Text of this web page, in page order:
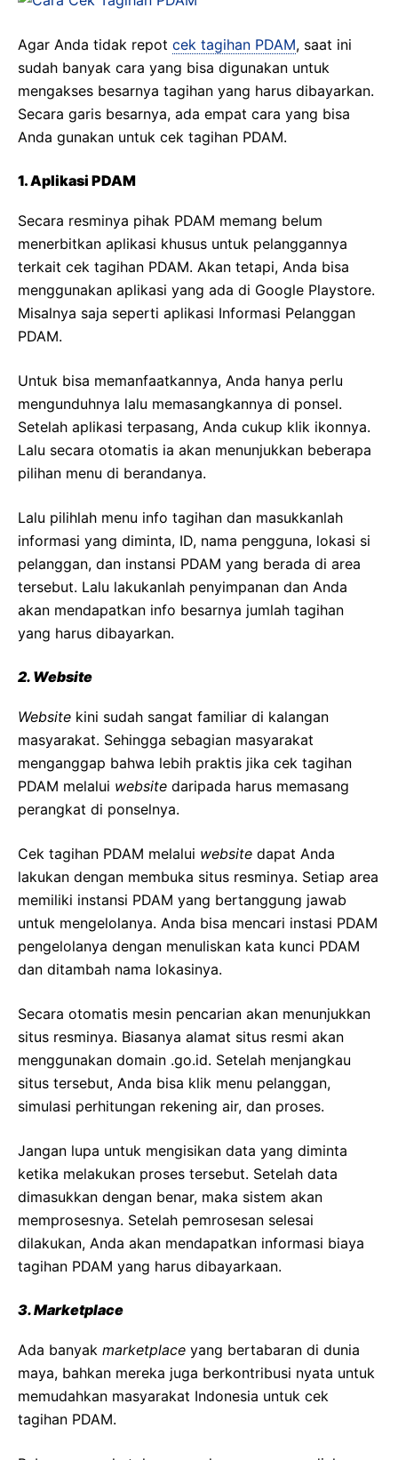
Agar Anda tidak repot cek tagihan PDAM, saat ini
sudah banyak cara yang bisa digunakan untuk
mengakses besarnya tagihan yang harus dibayarkan.
Secara garis besarnya, ada empat cara yang bisa
Anda gunakan untuk cek tagihan PDAM.
1. Aplikasi PDAM
Secara resminya pihak PDAM memang belum
menerbitkan aplikasi khusus untuk pelanggannya
terkait cek tagihan PDAM. Akan tetapi, Anda bisa
menggunakan aplikasi yang ada di Google Playstore.
Misalnya saja seperti aplikasi Informasi Pelanggan
PDAM.
Untuk bisa memanfaatkannya, Anda hanya perlu
mengunduhnya lalu memasangkannya di ponsel.
Setelah aplikasi terpasang, Anda cukup klik ikonnya.
Lalu secara otomatis ia akan menunjukkan beberapa
pilihan menu di berandanya.
Lalu pilihlah menu info tagihan dan masukkanlah
informasi yang diminta, ID, nama pengguna, lokasi si
pelanggan, dan instansi PDAM yang berada di area
tersebut. Lalu lakukanlah penyimpanan dan Anda
akan mendapatkan info besarnya jumlah tagihan
yang harus dibayarkan.
2. Website
Website kini sudah sangat familiar di kalangan
masyarakat. Sehingga sebagian masyarakat
menganggap bahwa lebih praktis jika cek tagihan
PDAM melalui website daripada harus memasang
perangkat di ponselnya.
Cek tagihan PDAM melalui website dapat Anda
lakukan dengan membuka situs resminya. Setiap area
memiliki instansi PDAM yang bertanggung jawab
untuk mengelolanya. Anda bisa mencari instasi PDAM
pengelolanya dengan menuliskan kata kunci PDAM
dan ditambah nama lokasinya.
Secara otomatis mesin pencarian akan menunjukkan
situs resminya. Biasanya alamat situs resmi akan
menggunakan domain .go.id. Setelah menjangkau
situs tersebut, Anda bisa klik menu pelanggan,
simulasi perhitungan rekening air, dan proses.
Jangan lupa untuk mengisikan data yang diminta
ketika melakukan proses tersebut. Setelah data
dimasukkan dengan benar, maka sistem akan
memprosesnya. Setelah pemrosesan selesai
dilakukan, Anda akan mendapatkan informasi biaya
tagihan PDAM yang harus dibayarkaan.
3.Marketplace
Ada banyak marketplace yang bertabaran di dunia
maya, bahkan mereka juga berkontribusi nyata untuk
memudahkan masyarakat Indonesia untuk cek
tagihan PDAM.